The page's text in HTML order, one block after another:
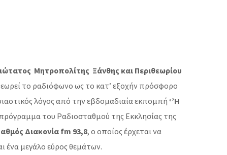
Μητροπολίτης Ξάνθης και Περιθεωρίου
το ραδιόφωνο ως το κατ’ εξοχήν πρόσφορο
λόγος από την εβδομαδιαία εκπομπή ‘’Η
του Ραδιοσταθμού της Εκκλησίας της
Διακονία fm 93,8, ο οποίος έρχεται να
ένα μεγάλο εύρος θεμάτων.